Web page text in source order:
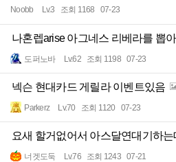
Noobb Lv.3 조회 1168 07-23
나혼렙arise 아그네스 리베라를 뽑
도퍼노바 Lv.62 조회 1198 07-23
넥슨 현대카드 게릴라 이벤트있음
Parkerz Lv.70 조회 1120 07-23
요새 할거없어서 아스달연대기하는
너겟도둑 Lv.76 조회 1243 07-21